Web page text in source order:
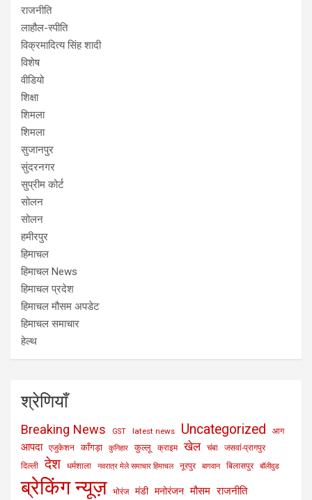
राजनीति
लाहौल-स्पीति
विक्रमादित्य सिंह शादी
विशेष
वीडियो
शिक्षा
शिमला
शिमला
सुजानपुर
सुंदरनगर
सुप्रीम कोर्ट
सोलन
सोलन
हमीरपुर
हिमाचल
हिमाचल News
हिमाचल प्रदेश
हिमाचल मौसम अपडेट
हिमाचल समाचार
हेल्थ
श्रेणियाँ
Breaking News GST latest news Uncategorized आग
आपदा एजुकेशन काँगड़ा कुनिहार कुल्लू क्राइम खेल चंबा
जसवां-प्रागपुर
दिल्ली
देश धर्मशाला नवरात्र मेले समाचार हिमाचल नूरपुर बागवान बिलासपुर बॉलीवुड
ब्रेकिंग न्यूज़ भोरंज मंडी मनोरंजन मौसम राजनीति